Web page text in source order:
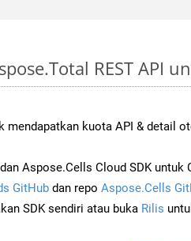
REST API
mendapatkan kuota API & detail
Aspose.Cells Cloud SDK untuk
GitHub dan repo Aspose.Cells
SDK sendiri atau buka Rilis